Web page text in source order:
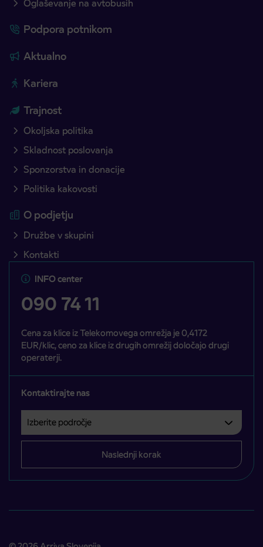
Oglaševanje na avtobusih
Podpora potnikom
Aktualno
Kariera
Trajnost
Okoljska politika
Skladnost poslovanja
Sponzorstva in donacije
Politika kakovosti
O podjetju
Družbe v skupini
Kontakti
INFO center
090 74 11
Cena za klice iz Telekomovega omrežja je 0,4172
EUR/klic, ceno za klice iz drugih omrežij določajo drugi
operaterji.
Kontaktirajte nas
Izberite področje
Področje je obvezno izbrati.
Naslednji korak